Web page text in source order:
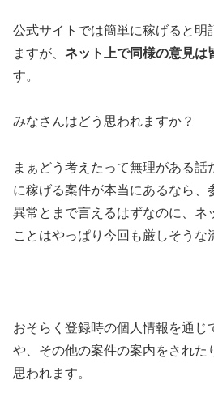
公式サイトでは簡単に稼げると明
ますが、 ネット上で同様の意見は
す。
みなさんはどう思われますか？
まぁどう考えたって無理がある
に稼げる案件が本当にあるなら、
異常とまで言えるはずなのに、ネ
ことはやっぱり今回も厳しそうな
おそらく登録時の個人情報を通じ
や、その他の案件の案内をされた
思われます。